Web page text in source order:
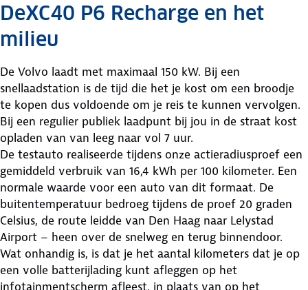
DeXC40 P6 Recharge en het
milieu
De Volvo laadt met maximaal 150 kW. Bij een
snellaadstation is de tijd die het je kost om een broodje
te kopen dus voldoende om je reis te kunnen vervolgen.
Bij een regulier publiek laadpunt bij jou in de straat kost
opladen van van leeg naar vol 7 uur.
De testauto realiseerde tijdens onze actieradiusproef een
gemiddeld verbruik van 16,4 kWh per 100 kilometer. Een
normale waarde voor een auto van dit formaat. De
buitentemperatuur bedroeg tijdens de proef 20 graden
Celsius, de route leidde van Den Haag naar Lelystad
Airport – heen over de snelweg en terug binnendoor.
Wat onhandig is, is dat je het aantal kilometers dat je op
een volle batterijlading kunt afleggen op het
infotainmentscherm afleest, in plaats van op het